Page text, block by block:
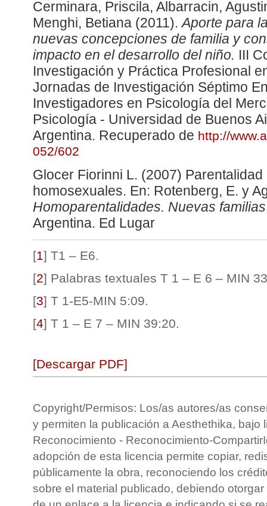
Cerminara, Priscila, Albarracin,
Menghi, Betiana (2011).Aporte para
nuevas concepciones de familia y
impacto en el desarrollo del niño. III
Investigación y Práctica Profesional
Jornadas de Investigación Séptimo
Investigadores en Psicología del
Psicología - Universidad de Buenos
Argentina. Recuperado de http://
052/602
Glocer Fiorinni L. (2007)
homosexuales. En: Rotenberg, E. y
Homoparentalidades. Nuevas familias
Argentina. Ed Lugar
[1] T1 – E6.
[2] Palabras textuales T 1 – E 6 – MIN
[3] T 1-E5-MIN 5:09.
[4] T 1 – E 7 – MIN 39:20.
[Descargar PDF]
Copyright/Permisos: Los/as autores/as
y permiten la publicación a Aesthethika, bajo
Reconocimiento - Reconocimiento-
adopción de esta licencia permite copiar,
públicamente la obra, reconociendo los
sobre el material publicado, debiendo